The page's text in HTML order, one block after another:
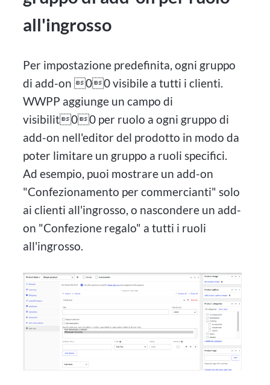
all'ingrosso
Per impostazione predefinita, ogni gruppo
di add-on 00 visibile a tutti i clienti.
WWPP aggiunge un campo di
visibilit00 per ruolo a ogni gruppo di
add-on nell'editor del prodotto in modo da
poter limitare un gruppo a ruoli specifici.
Ad esempio, puoi mostrare un add-on
"Confezionamento per commercianti" solo
ai clienti all'ingrosso, o nascondere un add-
on "Confezione regalo" a tutti i ruoli
all'ingrosso.